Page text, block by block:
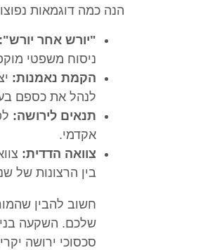
הנה כמה דוגמאות
"יורש אחר יורש":
ניסוח משפטי
הקמת נאמנות:
לנהל את כספם
תנאים לירושה:
אקדמי.
צוואה הדדית:
בין הרצונות של
חשוב להבין
שלכם. השקעה
סכסוכי ירושה